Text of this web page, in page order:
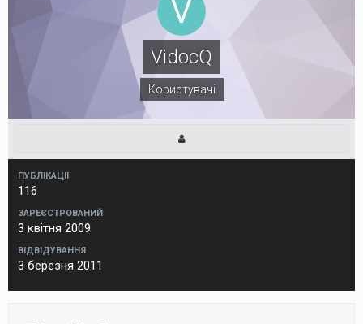
VidocQ
Користувачі
ПУБЛІКАЦІЇ
116
ЗАРЕЄСТРОВАНИЙ
3 квітня 2009
ВІДВІДУВАННЯ
3 березня 2011